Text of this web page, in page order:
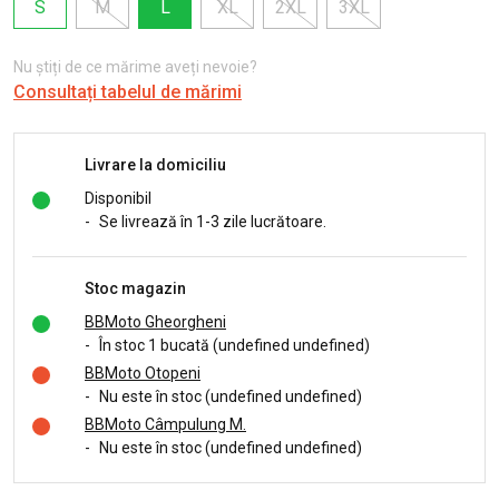
S
M L XL 2XL 3XL
Nu știți de ce mărime aveți nevoie?
Consultați tabelul de mărimi
Livrare la domiciliu
Disponibil
- Se livrează în 1-3 zile lucrătoare.
Stoc magazin
BBMoto Gheorgheni
-
În stoc 1 bucată (undefined undefined)
BBMoto Otopeni
-
Nu este în stoc (undefined undefined)
BBMoto Câmpulung M.
-
Nu este în stoc (undefined undefined)